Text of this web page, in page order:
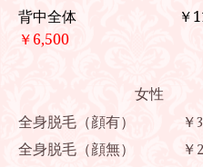
背中全体 ￥
￥6,500
女性
全身脱毛（顔有） ￥
全身脱毛（顔無） ￥